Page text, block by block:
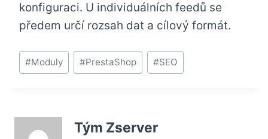
konfiguraci. U individuálních feedů se
předem určí rozsah dat a cílový formát.
Štítky
příspěvků:
#Moduly #PrestaShop #SEO
Tým Zserver